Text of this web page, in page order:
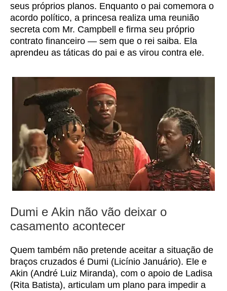
seus próprios planos. Enquanto o pai comemora o
acordo político, a princesa realiza uma reunião
secreta com Mr. Campbell e firma seu próprio
contrato financeiro — sem que o rei saiba. Ela
aprendeu as táticas do pai e as virou contra ele.
Dumi e Akin não vão deixar o
casamento acontecer
Quem também não pretende aceitar a situação de
braços cruzados é Dumi (Licínio Januário). Ele e
Akin (André Luiz Miranda), com o apoio de Ladisa
(Rita Batista), articulam um plano para impedir a